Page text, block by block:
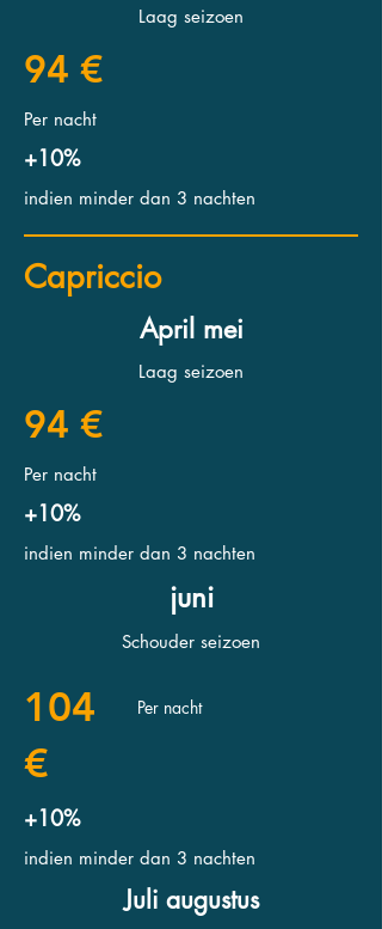
Laag seizoen
94 €
Per nacht
+10%
indien minder dan 3 nachten
Capriccio
April mei
Laag seizoen
94 €
Per nacht
+10%
indien minder dan 3 nachten
juni
Schouder seizoen
104
€
Per nacht
+10%
indien minder dan 3 nachten
Juli augustus